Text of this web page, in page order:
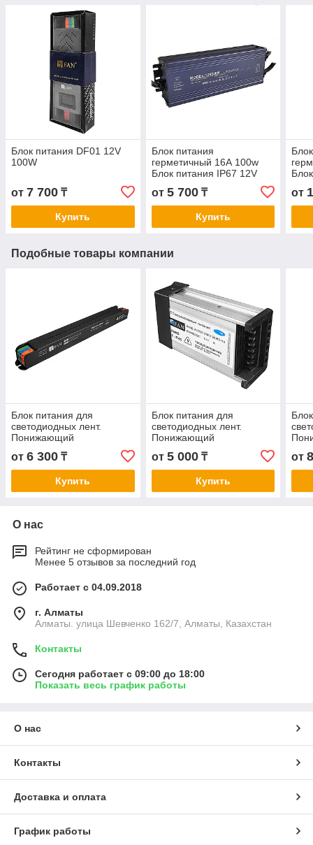
Блок питания DF01 12V
100W
от 7 700 ₸
Купить
Блок питания
герметичный 16А 100w
Блок питания IP67 12V
от 5 700₸
Купить
от
Подобные товары компании
Блок питания для
светодиодных лент.
Понижающий
трансформатор DF02 12V
200W
от 6 300 ₸
Купить
Блок питания для
светодиодных лент.
Понижающий
трансформатор IP45 12V
100W
от 5 000₸
Купить
от
О нас
Рейтинг не сформирован
Менее 5 отзывов за последний год
Работает с 04.09.2018
г. Алматы
Алматы. улица Шевченко 162/7, Алматы, Казахстан
Контакты
Сегодня работает с 09:00 до 18:00
Показать весь график работы
О нас
Контакты
Доставка и оплата
График работы